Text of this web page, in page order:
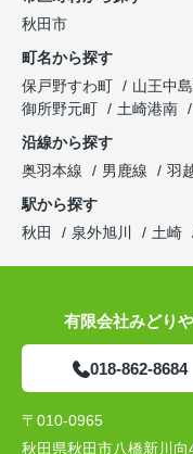
秋田市
町名から探す
保戸野すわ町
山王中
御所野元町
土崎港南
沿線から探す
奥羽本線
男鹿線 羽
駅から探す
秋田
泉外旭川 土崎
有限会社みどり
018-862-8684
〒010-0965
秋田県秋田市八橋新川向